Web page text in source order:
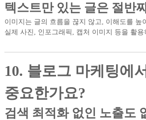
텍스트만 있는 글은 절반
이미지는 글의 흐름을 끊지 않고, 이해도를 높
실제 사진, 인포그래픽, 캡처 이미지 등을 활용
10. 블로그 마케팅에
중요한가요?
검색 최적화 없인 노출도